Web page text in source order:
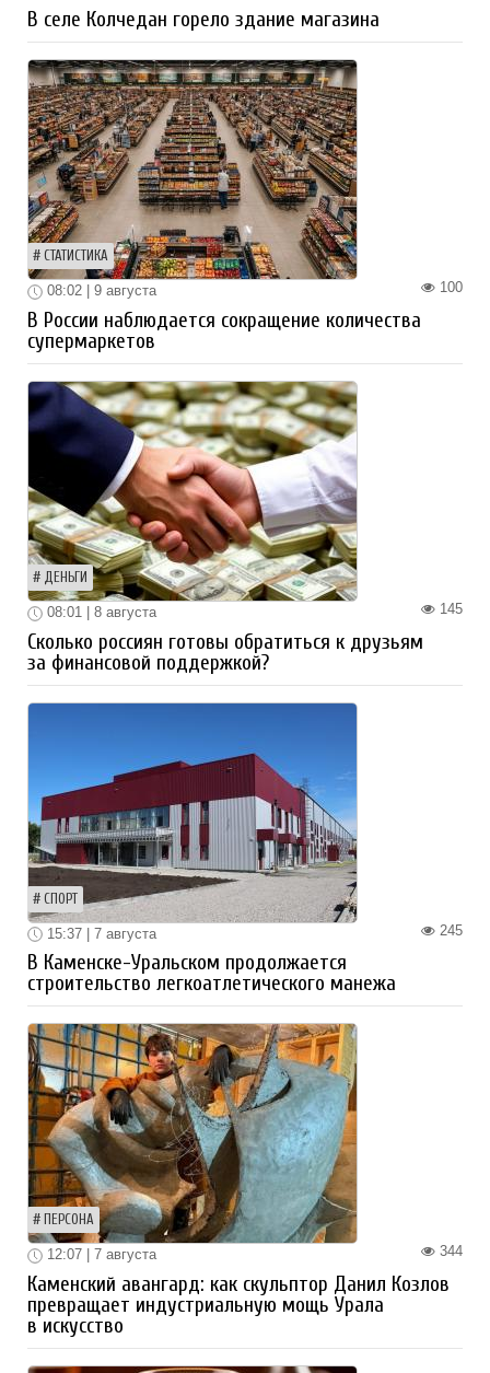
В селе Колчедан горело здание магазина
СТАТИСТИКА
100
08:02 | 9 августа
В России наблюдается сокращение количества
супермаркетов
ДЕНЬГИ
145
08:01 | 8 августа
Сколько россиян готовы обратиться к друзьям
за финансовой поддержкой?
СПОРТ
245
15:37 | 7 августа
В Каменске-Уральском продолжается
строительство легкоатлетического манежа
ПЕРСОНА
344
12:07 | 7 августа
Каменский авангард: как скульптор Данил Козлов
превращает индустриальную мощь Урала
в искусство